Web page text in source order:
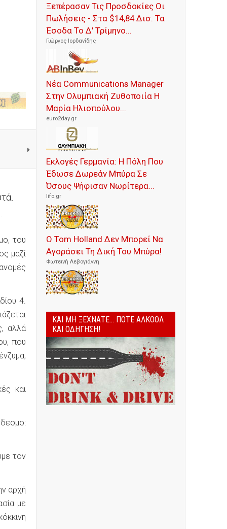
του
μαζί
4.
αλλά
που
και
τον
αρχή
με
Ξεπέρασαν Τις Προσδοκίες Οι
Πωλήσεις - Στα $14,84 Δισ. Τα
Έσοδα Το Δ' Τρίμηνο...
Γιώργος Ιορδανίδης
Νέα Communications Manager
Στην Ολυμπιακή Ζυθοποιία Η
Μαρία Ηλιοπούλου...
euro2day.gr
Εκλογές Γερμανία: Η Πόλη Που
Έδωσε Δωρεάν Μπύρα Σε
Όσους Ψήφισαν Νωρίτερα...
lifo.gr
Ο Tom Holland Δεν Μπορεί Να
Αγοράσει Τη Δική Του Μπύρα!
Φωτεινή Λεβογιάννη
ΚΑΙ ΜΗ ΞΕΧΝΆΤΕ... ΠΟΤΈ ΑΛΚΟΌΛ
ΚΑΙ ΟΔΉΓΗΣΗ!